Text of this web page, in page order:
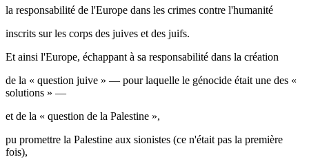
la responsabilité de l'Europe dans les crimes contre l'humanité
inscrits sur les corps des juives et des juifs.
Et ainsi l'Europe, échappant à sa responsabilité dans la création
de la « question juive » — pour laquelle le génocide était une des «
solutions » —
et de la « question de la Palestine »,
pu promettre la Palestine aux sionistes (ce n'était pas la première
fois),